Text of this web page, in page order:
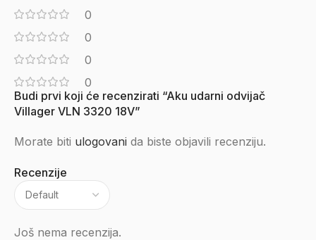
0
0
0
0
Recenzije
Još nema recenzija.
Budi prvi koji će recenzirati “Aku udarni odvijač
Villager VLN 3320 18V”
Morate biti ulogovani da biste objavili recenziju.